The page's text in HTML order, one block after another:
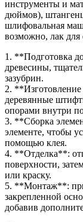
инструменты и
дюймов),
шлифовальная
возможно, лак для
1. **Подготовка
древесины,
зазубрин.
2. **Изготовление
деревянные
опорами внутри
3. **Сборка
элементе, чтобы
помощью клея.
4. **Отделка**:
поверхности,
или краску.
5. **Монтаж**:
закрепленной
добавив